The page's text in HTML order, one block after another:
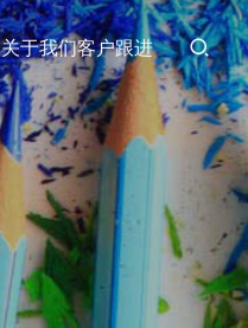
关于我们客户跟进